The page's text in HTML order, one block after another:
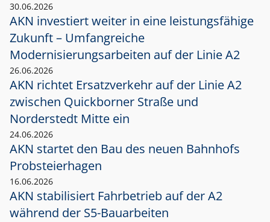
30.06.2026
AKN investiert weiter in eine leistungsfähige
Zukunft – Umfangreiche
Modernisierungsarbeiten auf der Linie A2
26.06.2026
AKN richtet Ersatzverkehr auf der Linie A2
zwischen Quickborner Straße und
Norderstedt Mitte ein
24.06.2026
AKN startet den Bau des neuen Bahnhofs
Probsteierhagen
16.06.2026
AKN stabilisiert Fahrbetrieb auf der A2
während der S5-Bauarbeiten